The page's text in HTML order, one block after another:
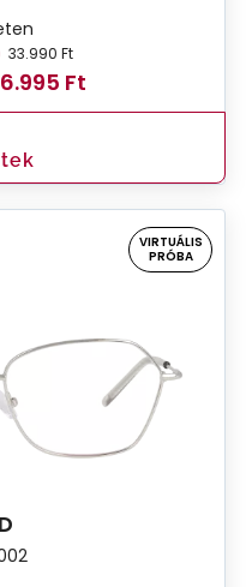
33.990 Ft
Ft
VIRTUÁLIS
PRÓBA